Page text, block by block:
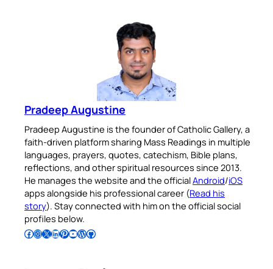
Pradeep Augustine
Pradeep Augustine is the founder of Catholic Gallery, a
faith-driven platform sharing Mass Readings in multiple
languages, prayers, quotes, catechism, Bible plans,
reflections, and other spiritual resources since 2013.
He manages the website and the officialAndroid/iOS
apps alongside his professional career (Read his
story). Stay connected with him on the official social
profiles below.
Follow Pradeep on Facebook Follow Pradeep on InstagramFollow Pradeep on X Follow Pradeep on LinkedIn Follow Pradeep on Pinterest Subscribe to Pradeep’s Youtube Channel Follow Pradeep on WordPress Follow Pradeep on GitHub